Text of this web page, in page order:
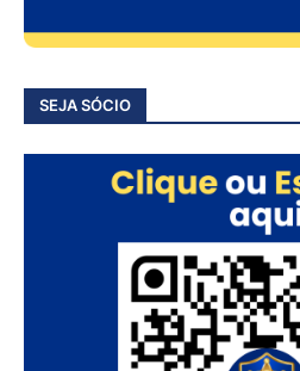
SEJA SÓCIO